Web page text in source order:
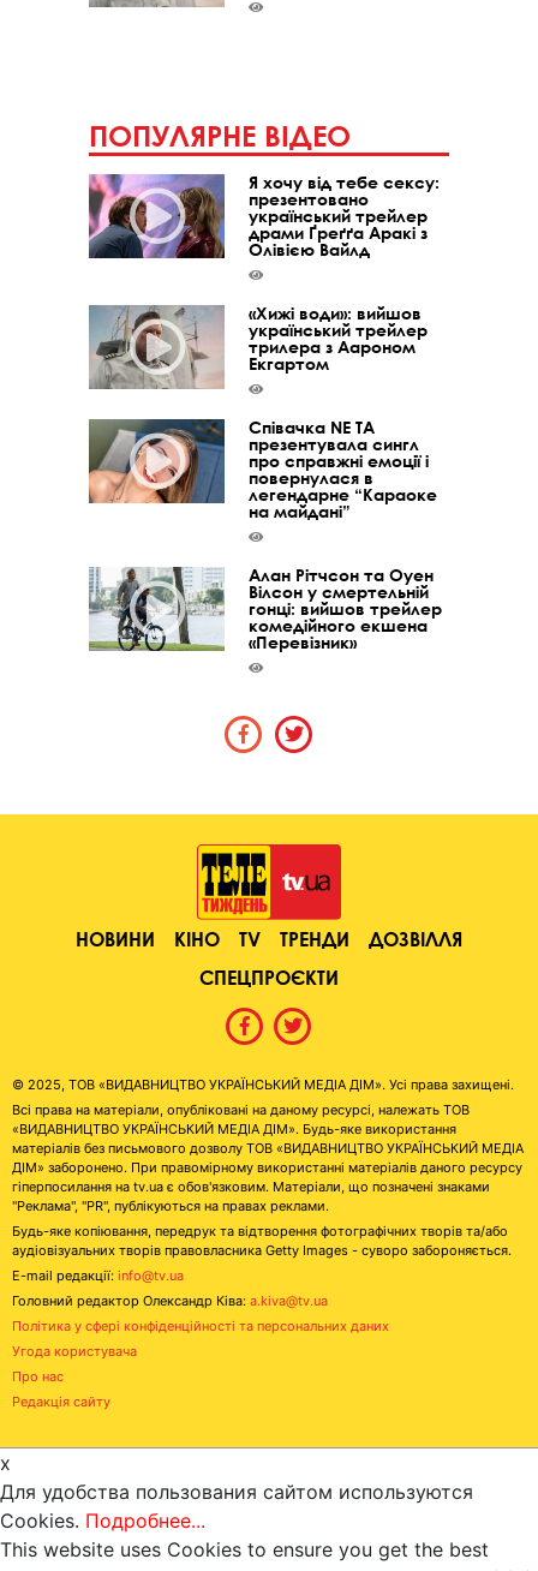
ПОПУЛЯРНЕ ВІДЕО
Я хочу від тебе сексу:
презентовано
український трейлер
драми Ґреґґа Аракі з
Олівією Вайлд
«Хижі води»: вийшов
український трейлер
трилера з Аароном
Екгартом
Співачка NE TA
презентувала сингл
про справжні емоції і
повернулася в
легендарне “Караоке
на майдані”
Алан Рітчсон та Оуен
Вілсон у смертельній
гонці: вийшов трейлер
комедійного екшена
«Перевізник»
НОВИНИ КІНО TV ТРЕНДИ
ДОЗВІЛЛЯ
СПЕЦПРОЄКТИ
© 2025, ТОВ «ВИДАВНИЦТВО УКРАЇНСЬКИЙ МЕДІА ДІМ». Усі права захищені.
Всі права на матеріали, опубліковані на даному ресурсі, належать ТОВ
«ВИДАВНИЦТВО УКРАЇНСЬКИЙ МЕДІА ДІМ». Будь-яке використання
матеріалів без письмового дозволу ТОВ «ВИДАВНИЦТВО УКРАЇНСЬКИЙ МЕДІА
ДІМ» заборонено. При правомірному використанні матеріалів даного ресурсу
гіперпосилання на tv.ua є обов'язковим. Матеріали, що позначені знаками
"Реклама", "PR", публікуються на правах реклами.
Будь-яке копіювання, передрук та відтворення фотографічних творів та/або
аудіовізуальних творів правовласника Getty Images - суворо забороняється.
E-mail редакції: info@tv.ua
Головний редактор Олександр Ківа: a.kiva@tv.ua
Політика у сфері конфіденційності та персональних даних
Угода користувача
Про нас
Редакція сайту
x
Для удобства пользования сайтом используются
Cookies. Подробнее...
This website uses Cookies to ensure you get the best